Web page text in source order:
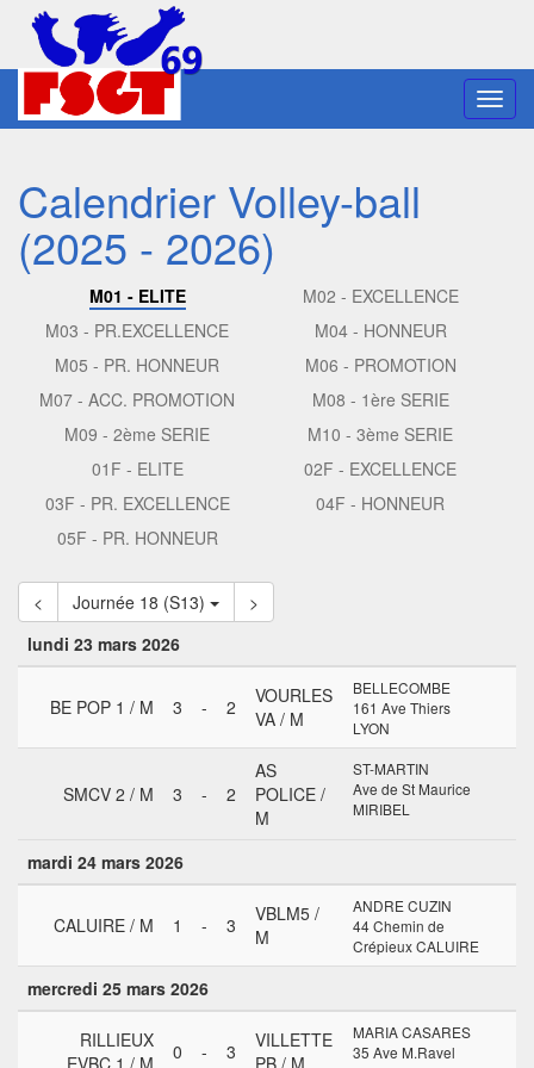
Calendrier Volley-ball
(2025 - 2026)
M01 - ELITE
M02 - EXCELLENCE
M03 - PR.EXCELLENCE
M04 - HONNEUR
M05 - PR. HONNEUR
M06 - PROMOTION
M07 - ACC. PROMOTION
M08 - 1ère SERIE
M09 - 2ème SERIE
M10 - 3ème SERIE
01F - ELITE
02F - EXCELLENCE
03F - PR. EXCELLENCE
04F - HONNEUR
05F - PR. HONNEUR
< Journée 18 (S13)
>
lundi 23 mars 2026
BE POP 1 / M 3 - 2
VOURLES
VA / M
BELLECOMBE
161 Ave Thiers
LYON
SMCV 2 / M 3 - 2
AS
POLICE /
M
ST-MARTIN
Ave de St Maurice
MIRIBEL
mardi 24 mars 2026
CALUIRE / M 1 - 3
VBLM5 /
M
ANDRE CUZIN
44 Chemin de
Crépieux CALUIRE
mercredi 25 mars 2026
RILLIEUX
EVBC 1 / M
0 - 3
VILLETTE
PB / M
MARIA CASARES
35 Ave M.Ravel